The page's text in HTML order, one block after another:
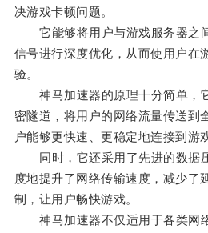
决游戏卡顿问题。
它能够将用户与游戏服务器之
信号进行深度优化，从而使用户在
验。
神马加速器的原理十分简单，
密隧道，将用户的网络流量传送到
户能够更快速、更稳定地连接到游
同时，它还采用了先进的数据
度地提升了网络传输速度，减少了
制，让用户畅快游戏。
神马加速器不仅适用于各类网